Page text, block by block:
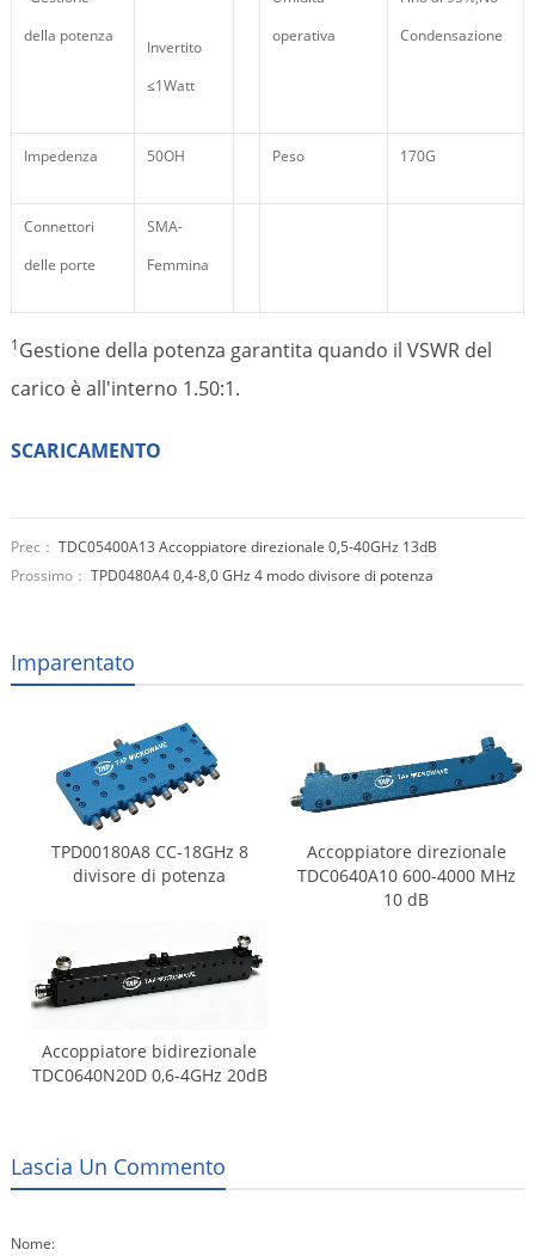
della potenza
Invertito
≤1Watt
operativa
Condensazione
Impedenza 50OH Peso 170G
Connettori
delle porte
SMA-
Femmina
1Gestione della potenza garantita quando il VSWR del
carico è all'interno 1.50:1.
SCARICAMENTO
Prec： TDC05400A13 Accoppiatore direzionale 0,5-40GHz 13dB
Prossimo： TPD0480A4 0,4-8,0 GHz 4 modo divisore di potenza
Imparentato
TPD00180A8 CC-18GHz 8
divisore di potenza
Accoppiatore direzionale
TDC0640A10 600-4000 MHz
10 dB
Accoppiatore bidirezionale
TDC0640N20D 0,6-4GHz 20dB
Lascia Un Commento
Nome: